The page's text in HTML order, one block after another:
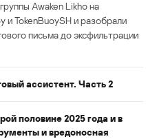
Awaken Likho на
и TokenBuoySH и разобрали
письма до эксфильтрации
ассистент. Часть 2
половине 2025 года и в
и вредоносная